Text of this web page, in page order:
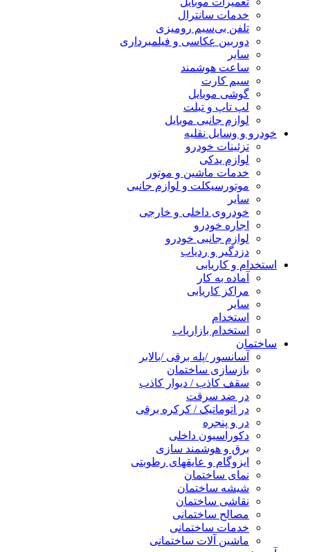
خدمات سانترال
تلفن بی‌سیم رومیزی
دوربین عکاسی و فیلمبرداری
سایر
ساعت هوشمند
سیم کارت
گوشی موبایل
لپ تاپ و تبلت
لوازم جانبی موبایل
خودرو و وسایل نقلیه
تزئینات خودرو
لوازم یدکی
خدمات ماشین و موتور
موتورسیکلت و لوازم جانبی
سایر
خودروی داخلی و خارجی
اجاره خودرو
لوازم جانبی خودرو
دزدگیر و ردیاب
استخدام و کاریابی
آماده به کار
مراکز کاریابی
سایر
استخدام
استخدام بازاریاب
ساختمان
آسانسور /پله برقی /بالابر
بازسازی ساختمان
سقف کاذب / دیوار کاذب
در ضد سرقت
در اتوماتیک / کرکره برقی
در و پنجره
دکوراسیون داخلی
برق و هوشمند سازی
ایزوگام و عایقهای رطوبتی
نمای ساختمان
شیشه ساختمان
نقاشی ساختمان
مصالح ساختمانی
خدمات ساختمانی
ماشین آلات ساختمانی